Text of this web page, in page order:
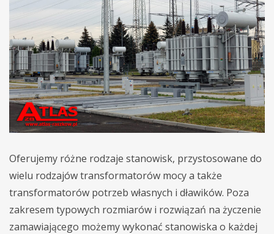
Oferujemy różne rodzaje stanowisk, przystosowane do
wielu rodzajów transformatorów mocy a także
transformatorów potrzeb własnych i dławików. Poza
zakresem typowych rozmiarów i rozwiązań na życzenie
zamawiającego możemy wykonać stanowiska o każdej